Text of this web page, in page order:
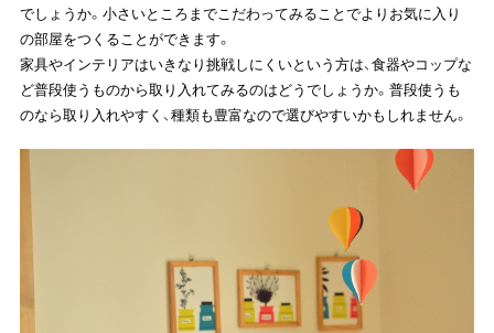
でしょうか。小さいところまでこだわってみることでよりお気に入り
の部屋をつくることができます。
家具やインテリアはいきなり挑戦しにくいという方は、食器やコップな
ど普段使うものから取り入れてみるのはどうでしょうか。普段使うも
のなら取り入れやすく、種類も豊富なので選びやすいかもしれません。